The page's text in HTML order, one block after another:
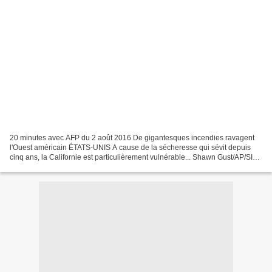
20 minutes avec AFP du 2 août 2016 De gigantesques incendies ravagent
l'Ouest américain ÉTATS-UNIS A cause de la sécheresse qui sévit depuis
cinq ans, la Californie est particulièrement vulnérable... Shawn Gust/AP/SIPA